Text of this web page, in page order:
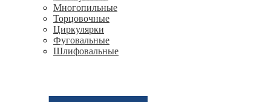
Многопильные
Торцовочные
Циркулярки
Фуговальные
Шлифовальные